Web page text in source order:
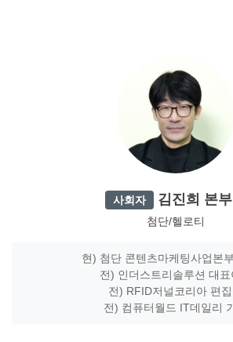
사회자 김진희 본
첨단/헬로티
현) 첨단 콘텐츠마케팅사업본
전) 인더스트리솔루션 대표
전) RFID저널코리아 편
전) 컴퓨터월드 IT데일리